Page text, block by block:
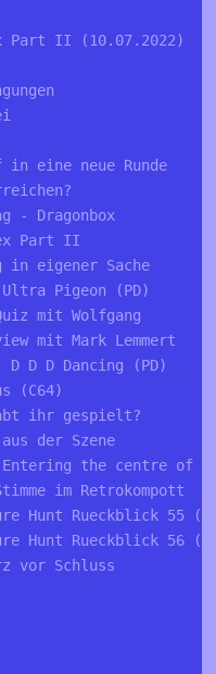
Part II (10.07.2022)
in eine neue Runde
- Dragonbox
Part II
in eigener Sache
Pigeon (PD)
mit Wolfgang
mit Mark Lemmert
D D Dancing (PD)
(C64)
ihr gespielt?
der Szene
the centre of
im Retrokompott
Hunt Rueckblick 55
Hunt Rueckblick 56
vor Schluss